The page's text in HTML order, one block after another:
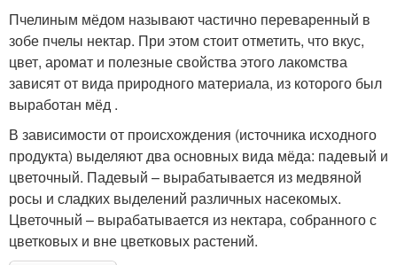
Пчелиным мёдом называют частично переваренный в
зобе пчелы нектар. При этом стоит отметить, что вкус,
цвет, аромат и полезные свойства этого лакомства
зависят от вида природного материала, из которого был
выработан мёд .
В зависимости от происхождения (источника исходного
продукта) выделяют два основных вида мёда: падевый и
цветочный. Падевый – вырабатывается из медвяной
росы и сладких выделений различных насекомых.
Цветочный – вырабатывается из нектара, собранного с
цветковых и вне цветковых растений.